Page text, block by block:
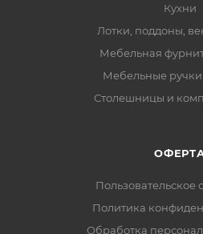
Кухни
Лотки, поддоны,
Мебельная
Мебельные
Столешницы и
Пользовательское
Политика
Обработка